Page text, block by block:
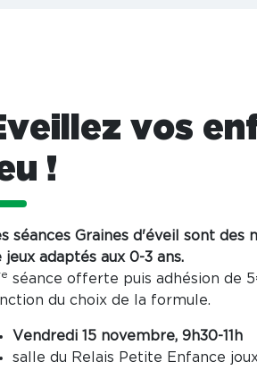
vos
!
séances Graines d'éveil sont des
jeux adaptés aux 0-3 ans.
séance offerte puis adhésion de
du choix de la formule.
Vendredi 15 novembre, 9h30-11h
salle du Relais Petite Enfance